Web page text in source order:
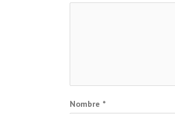
Nombre *